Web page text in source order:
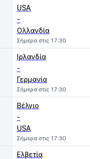
USA
-
Ολλανδία
Σήμερα στις 17:30
Ιρλανδία
-
Γερμανία
Σήμερα στις 17:30
Βέλγιο
-
USA
Σήμερα στις 17:30
Ελβετία